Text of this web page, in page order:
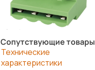
Сопутствующие товары
Технические
характеристики